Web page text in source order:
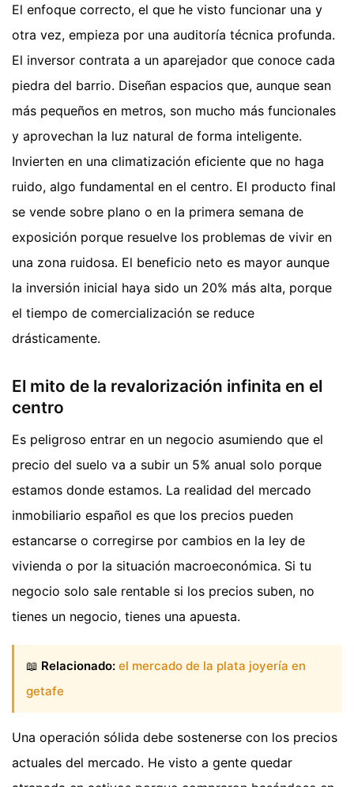
El enfoque correcto, el que he visto funcionar una y
otra vez, empieza por una auditoría técnica profunda.
El inversor contrata a un aparejador que conoce cada
piedra del barrio. Diseñan espacios que, aunque sean
más pequeños en metros, son mucho más funcionales
y aprovechan la luz natural de forma inteligente.
Invierten en una climatización eficiente que no haga
ruido, algo fundamental en el centro. El producto final
se vende sobre plano o en la primera semana de
exposición porque resuelve los problemas de vivir en
una zona ruidosa. El beneficio neto es mayor aunque
la inversión inicial haya sido un 20% más alta, porque
el tiempo de comercialización se reduce
drásticamente.
El mito de la revalorización infinita en el
centro
Es peligroso entrar en un negocio asumiendo que el
precio del suelo va a subir un 5% anual solo porque
estamos donde estamos. La realidad del mercado
inmobiliario español es que los precios pueden
estancarse o corregirse por cambios en la ley de
vivienda o por la situación macroeconómica. Si tu
negocio solo sale rentable si los precios suben, no
tienes un negocio, tienes una apuesta.
📖 Relacionado: el mercado de la plata joyería en
getafe
Una operación sólida debe sostenerse con los precios
actuales del mercado. He visto a gente quedar